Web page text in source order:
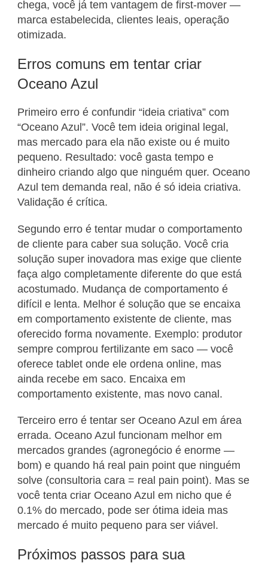
chega, você já tem vantagem de first-mover —
marca estabelecida, clientes leais, operação
otimizada.
Erros comuns em tentar criar
Oceano Azul
Primeiro erro é confundir “ideia criativa” com
“Oceano Azul”. Você tem ideia original legal,
mas mercado para ela não existe ou é muito
pequeno. Resultado: você gasta tempo e
dinheiro criando algo que ninguém quer. Oceano
Azul tem demanda real, não é só ideia criativa.
Validação é crítica.
Segundo erro é tentar mudar o comportamento
de cliente para caber sua solução. Você cria
solução super inovadora mas exige que cliente
faça algo completamente diferente do que está
acostumado. Mudança de comportamento é
difícil e lenta. Melhor é solução que se encaixa
em comportamento existente de cliente, mas
oferecido forma novamente. Exemplo: produtor
sempre comprou fertilizante em saco — você
oferece tablet onde ele ordena online, mas
ainda recebe em saco. Encaixa em
comportamento existente, mas novo canal.
Terceiro erro é tentar ser Oceano Azul em área
errada. Oceano Azul funcionam melhor em
mercados grandes (agronegócio é enorme —
bom) e quando há real pain point que ninguém
solve (consultoria cara = real pain point). Mas se
você tenta criar Oceano Azul em nicho que é
0.1% do mercado, pode ser ótima ideia mas
mercado é muito pequeno para ser viável.
Próximos passos para sua